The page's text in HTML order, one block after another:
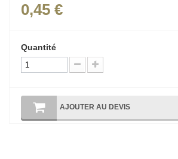
0,45 €
Quantité
AJOUTER AU DEVIS